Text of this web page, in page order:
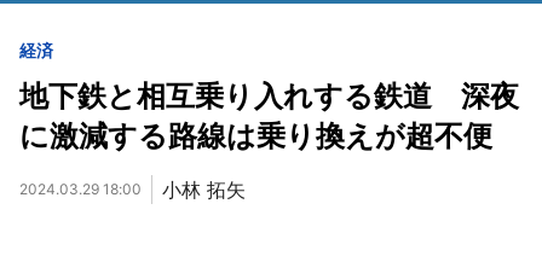
経済
地下鉄と相互乗り入れする鉄道 深夜
に激減する路線は乗り換えが超不便
2024.03.29 18:00 小林 拓矢